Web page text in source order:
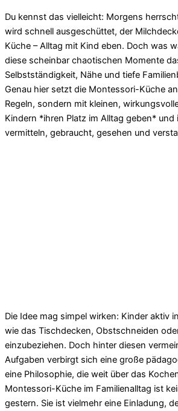
Du kennst das vielleicht: Morgens
wird schnell ausgeschüttet, der
Küche – Alltag mit Kind eben. Doch was
diese scheinbar chaotischen Momente
Selbstständigkeit, Nähe und tiefe
Genau hier setzt die Montessori-Küche
Regeln, sondern mit kleinen,
Kindern *ihren Platz im Alltag geben* und
vermitteln, gebraucht, gesehen und
Die Idee mag simpel wirken: Kinder aktiv
wie das Tischdecken, Obstschneiden
einzubeziehen. Doch hinter diesen
Aufgaben verbirgt sich eine große
eine Philosophie, die weit über das
Montessori-Küche im Familienalltag ist
gestern. Sie ist vielmehr eine Einladung,